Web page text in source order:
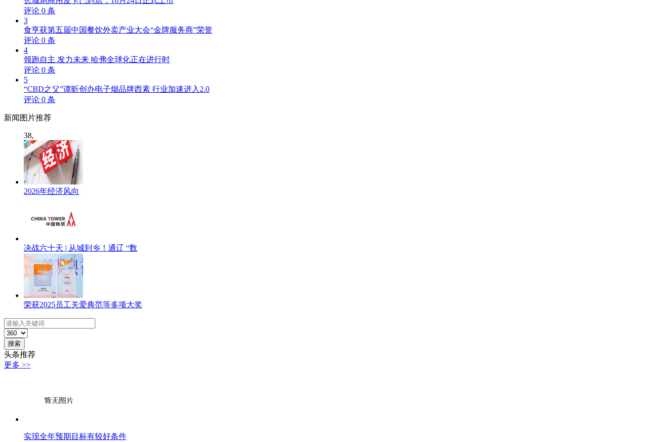
评论 0 条
3
食亨获第五届中国餐饮外卖产业大会“金牌服务商”荣誉
评论 0 条
4
领跑自主 发力未来 哈弗全球化正在进行时
评论 0 条
5
“CBD之父”谭昕创办电子烟品牌西素 行业加速进入2.0
评论 0 条
新闻 图片推荐
38,
2026年经济风向
决战六十天 | 从城到乡！通辽 “数
荣获2025员工关爱典范等多项大奖
搜索
头条推荐
更多 >>
实现全年预期目标有较好条件